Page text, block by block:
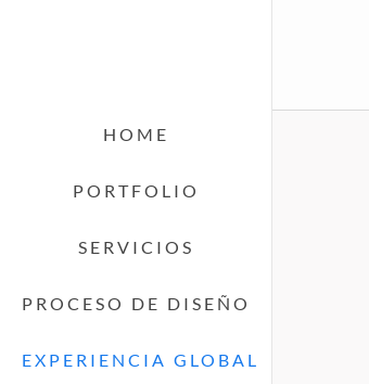
HOME
PORTFOLIO
SERVICIOS
PROCESO DE DISEÑO
EXPERIENCIA GLOBAL